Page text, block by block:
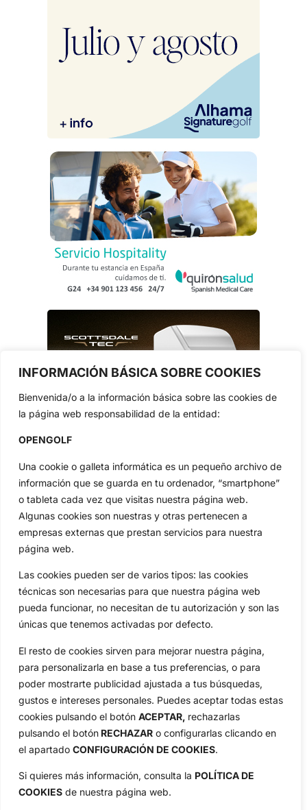
INFORMACIÓN BÁSICA SOBRE COOKIES
Bienvenida/o a la información básica sobre las cookies de
la página web responsabilidad de la entidad:
OPENGOLF
Una cookie o galleta informática es un pequeño archivo de
información que se guarda en tu ordenador, “smartphone”
o tableta cada vez que visitas nuestra página web.
Algunas cookies son nuestras y otras pertenecen a
empresas externas que prestan servicios para nuestra
página web.
Las cookies pueden ser de varios tipos: las cookies
técnicas son necesarias para que nuestra página web
pueda funcionar, no necesitan de tu autorización y son las
únicas que tenemos activadas por defecto.
El resto de cookies sirven para mejorar nuestra página,
para personalizarla en base a tus preferencias, o para
poder mostrarte publicidad ajustada a tus búsquedas,
gustos e intereses personales. Puedes aceptar todas estas
cookies pulsando el botón ACEPTAR, rechazarlas
pulsando el botón RECHAZAR o configurarlas clicando en
el apartado CONFIGURACIÓN DE COOKIES.
Si quieres más información, consulta la POLÍTICA DE
COOKIES de nuestra página web.